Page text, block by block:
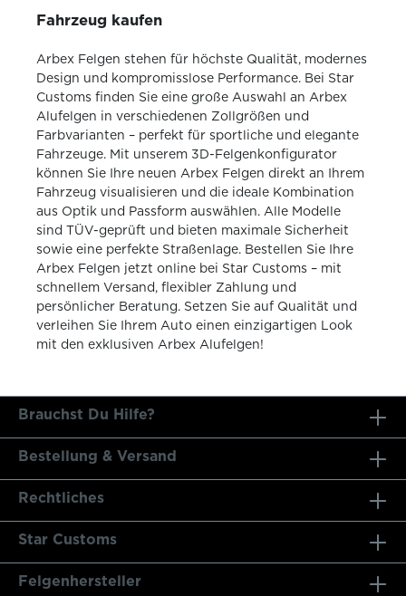
Fahrzeug kaufen
Arbex Felgen stehen für höchste Qualität, modernes
Design und kompromisslose Performance. Bei Star
Customs finden Sie eine große Auswahl an Arbex
Alufelgen in verschiedenen Zollgrößen und
Farbvarianten – perfekt für sportliche und elegante
Fahrzeuge. Mit unserem 3D-Felgenkonfigurator
können Sie Ihre neuen Arbex Felgen direkt an Ihrem
Fahrzeug visualisieren und die ideale Kombination
aus Optik und Passform auswählen. Alle Modelle
sind TÜV-geprüft und bieten maximale Sicherheit
sowie eine perfekte Straßenlage. Bestellen Sie Ihre
Arbex Felgen jetzt online bei Star Customs – mit
schnellem Versand, flexibler Zahlung und
persönlicher Beratung. Setzen Sie auf Qualität und
verleihen Sie Ihrem Auto einen einzigartigen Look
mit den exklusiven Arbex Alufelgen!
Brauchst Du Hilfe?
Bestellung & Versand
Rechtliches
Star Customs
Felgenhersteller